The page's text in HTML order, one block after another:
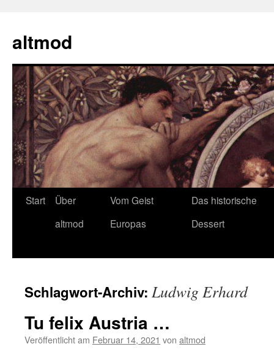
springen
altmod
Start
Über
altmod
Vom Geist
Europas
Das historische
Dessert
Schlagwort-Archiv: Ludwig Erhard
Tu felix Austria …
Veröffentlicht am Februar 14, 2021 von altmod